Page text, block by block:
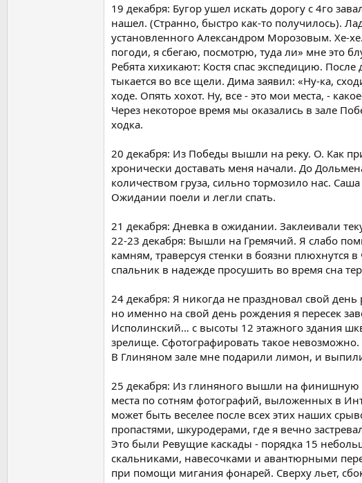
19 декабря: Бугор ушел искать дорогу с 4го
нашел. (Странно, быстро как-то получилось).
установленного Александром Морозовым. Хе-
погоди, я сбегаю, посмотрю, туда ли» мне это
Ребята хихикают: Костя спас экспедицию.
тыкается во все щели. Дима заявил: «Ну-ка,
ходе. Опять хохот. Ну, все - это мои места, -
Через некоторое время мы оказались в зале
ходка.
20 декабря: Из Победы вышли на реку. О. Как
хронически доставать меня начали. До
количеством груза, сильно тормозило нас.
Ожидании поели и легли спать.
21 декабря: Дневка в ожидании. Заклеивали
22-23 декабря: Вышли на Гремячий. Я слабо
камням, траверсуя стенки в боязни
спальник в надежде просушить во время сна
24 декабря: Я никогда не праздновал свой
но именно на свой день рождения я пересек
Исполинский… с высоты 12 этажного здания
зрелище. Сфотографировать такое
В Глиняном зале мне подарили лимон, и
25 декабря: Из глиняного вышли на
места по сотням фотографий, выложенных в
может быть веселее после всех этих наших
пропастями, шкуродерами, где я вечно
Это были Ревущие каскады - порядка 15
скальниками, навесочками и авантюрными
при помощи мигания фонарей. Сверху льет,